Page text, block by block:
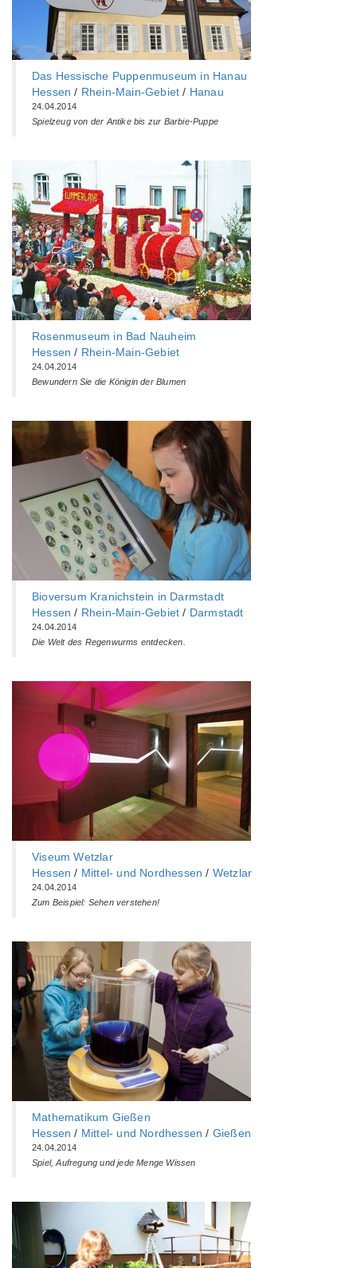
Das Hessische Puppenmuseum in Hanau
Hessen / Rhein-Main-Gebiet / Hanau
24.04.2014
Spielzeug von der Antike bis zur Barbie-Puppe
Rosenmuseum in Bad Nauheim
Hessen / Rhein-Main-Gebiet
24.04.2014
Bewundern Sie die Königin der Blumen
Bioversum Kranichstein in Darmstadt
Hessen / Rhein-Main-Gebiet / Darmstadt
24.04.2014
Die Welt des Regenwurms entdecken.
Viseum Wetzlar
Hessen / Mittel- und Nordhessen / Wetzlar
24.04.2014
Zum Beispiel: Sehen verstehen!
Mathematikum Gießen
Hessen / Mittel- und Nordhessen / Gießen
24.04.2014
Spiel, Aufregung und jede Menge Wissen